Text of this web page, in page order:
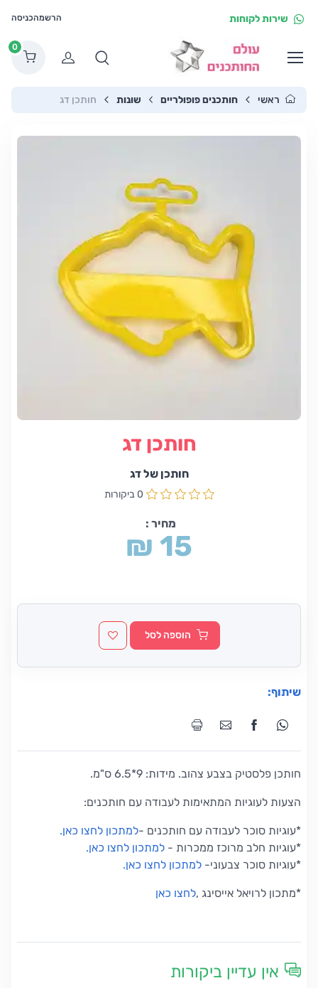
שירות לקוחות הרשמהכניסה
הרשמה
0
ראשי חותכנים פופולריים שונות חותכן דג
חותכן דג
חותכן של דג
0 ביקורות
מחיר :
₪ 15
הוספה לסל
שיתוף:
חותכן פלסטיק בצבע צהוב. מידות: 9*6.5 ס"מ.
הצעות לעוגיות המתאימות לעבודה עם חותכנים:
*עוגיות סוכר לעבודה עם חותכנים -למתכון לחצו כאן.
*עוגיות חלב מרוכז ממכרות - למתכון לחצו כאן.
*עוגיות סוכר צבעוני- למתכון לחצו כאן.
*מתכון לרויאל אייסינג ,לחצו כאן
אין עדיין ביקורות